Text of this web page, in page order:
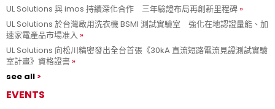
UL Solutions 與 imos 持續深化合作 三年驗證布局再創新里程碑
UL Solutions 於台灣啟用洗衣機 BSMI 測試實驗室 強化在地認證量能、加
速家電產品市場准入
UL Solutions 向松川精密發出全台首張《30kA 直流短路電流見證測試實驗
室計畫》資格證書
see all
EVENTS